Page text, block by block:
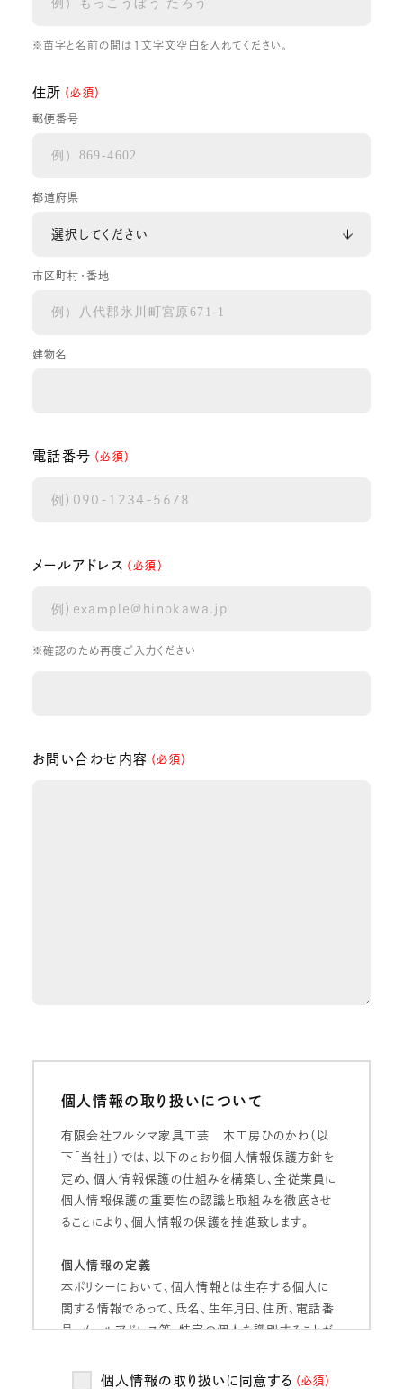
※苗字と名前の間は1文字文空白を入れてください。
住所 （必須）
郵便番号
都道府県
市区町村・番地
建物名
電話番号 （必須）
メールアドレス （必須）
※確認のため再度ご入力ください
お問い合わせ内容 （必須）
個人情報の取り扱いについて
有限会社フルシマ家具工芸 木工房ひのかわ（以
下「当社」）では、以下のとおり個人情報保護方針を
定め、個人情報保護の仕組みを構築し、全従業員に
個人情報保護の重要性の認識と取組みを徹底させ
ることにより、個人情報の保護を推進致します。
個人情報の定義
本ポリシーにおいて、個人情報とは生存する個人に
関する情報であって、氏名、生年月日、住所、電話番
号、メールアドレス等、特定の個人を識別することが
個人情報の取り扱いに同意する （必須）